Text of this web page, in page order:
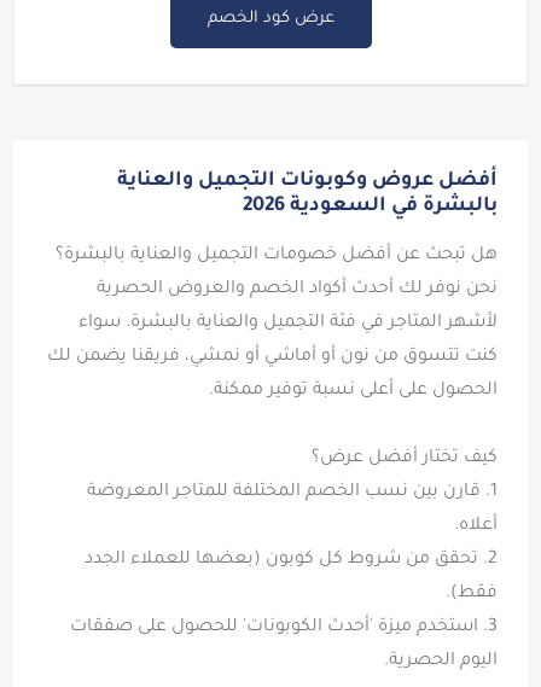
عرض كود الخصم
أفضل عروض وكوبونات التجميل والعناية
بالبشرة في السعودية 2026
نحن نوفر لك أحدث أكواد الخصم والعروض الحصرية
لأشهر المتاجر في فئة التجميل والعناية بالبشرة. سواء
كنت تتسوق من نون أو أماشي أو نمشي، فريقنا يضمن لك
1. قارن بين نسب الخصم المختلفة للمتاجر المعروضة
2. تحقق من شروط كل كوبون (بعضها للعملاء الجدد
3. استخدم ميزة 'أحدث الكوبونات' للحصول على صفقات
اليوم الحصرية.